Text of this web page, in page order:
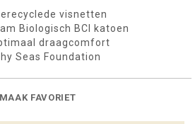
visnetten
Biologisch BCI katoen
draagcomfort
Seas Foundation
MAAK FAVORIET